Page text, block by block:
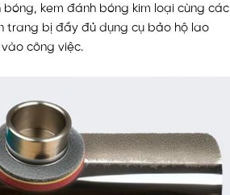
kem đánh bóng kim loại cùng các
trang bị đầy đủ dụng cụ bảo hộ lao
công việc.